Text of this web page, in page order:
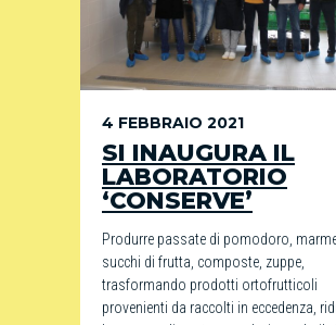
4 FEBBRAIO 2021
SI INAUGURA IL
LABORATORIO
‘CONSERVE’
Produrre passate di pomodoro,
succhi di frutta, composte, zuppe,
trasformando prodotti ortofrutticoli
provenienti da raccolti in eccedenza,